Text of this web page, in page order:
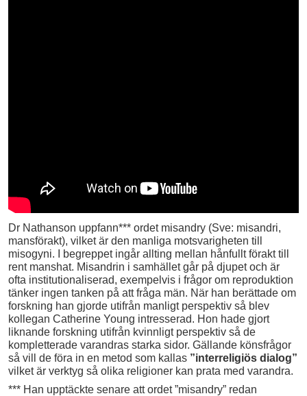
Dr Nathanson uppfann*** ordet misandry (Sve: misandri,
mansförakt), vilket är den manliga motsvarigheten till
misogyni. I begreppet ingår allting mellan hånfullt förakt till
rent manshat. Misandrin i samhället går på djupet och är
ofta institutionaliserad, exempelvis i frågor om reproduktion
tänker ingen tanken på att fråga män. När han berättade om
forskning han gjorde utifrån manligt perspektiv så blev
kollegan Catherine Young intresserad. Hon hade gjort
liknande forskning utifrån kvinnligt perspektiv så de
kompletterade varandras starka sidor. Gällande könsfrågor
så vill de föra in en metod som kallas ”interreligiös dialog”
vilket är verktyg så olika religioner kan prata med varandra.
*** Han upptäckte senare att ordet ”misandry” redan